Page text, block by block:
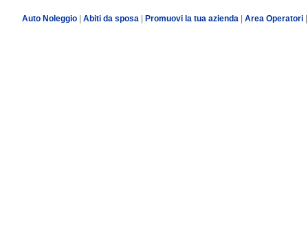
Auto Noleggio| Abiti da sposa| Promuovi la tua azienda Area Operatori